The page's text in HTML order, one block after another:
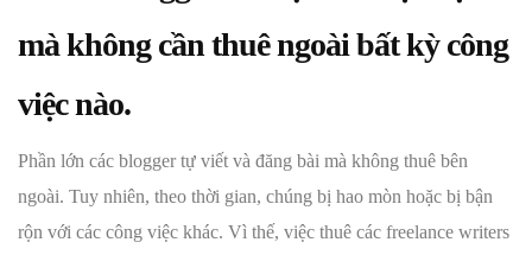
mà không cần thuê ngoài bất kỳ công
việc nào.
Phần lớn các blogger tự viết và đăng bài mà không thuê bên
ngoài. Tuy nhiên, theo thời gian, chúng bị hao mòn hoặc bị bận
rộn với các công việc khác. Vì thế, việc thuê các freelance writers